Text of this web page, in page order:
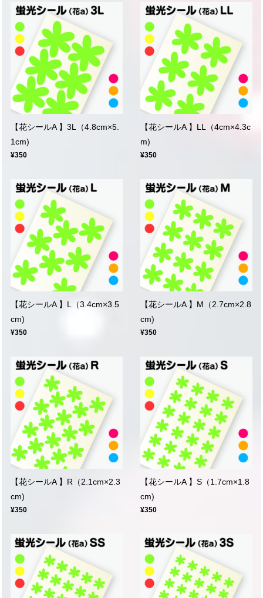
【花シールA 】3L（4.8cm×5.
1cm)
¥350
【花シールA 】LL（4cm×4.3c
m)
¥350
【花シールA 】L（3.4cm×3.5
cm)
¥350
【花シールA 】M（2.7cm×2.8
cm)
¥350
【花シールA 】R（2.1cm×2.3
cm)
¥350
【花シールA 】S（1.7cm×1.8
cm)
¥350